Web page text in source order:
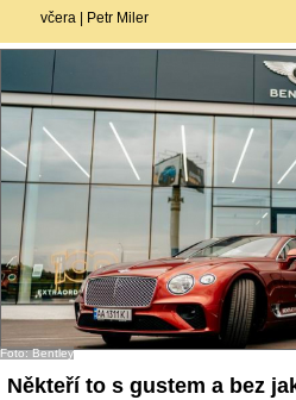
včera | Petr Miler
Foto: Bentley
Někteří to s gustem a bez